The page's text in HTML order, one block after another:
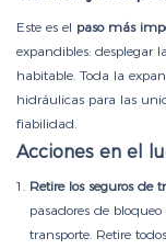
Este es el paso más
expandibles: desplegar
habitable. Toda la
hidráulicas para las
fiabilidad.
Acciones en el
Retire los seguros de
pasadores de
transporte. Retire